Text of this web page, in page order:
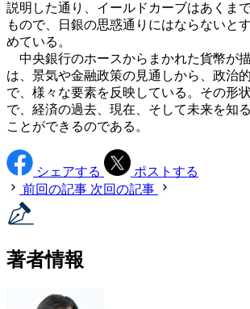
説明した通り、イールドカーブはあくま
もので、日銀の思惑通りにはならないと
めている。
中央銀行のホースからまかれた貨幣が
は、景気や金融政策の見通しから、政治
で、様々な要素を反映している。その形
で、経済の過去、現在、そして未来を知
ことができるのである。
シェアする
ポストする
前回の記事 次回の記事
著者情報